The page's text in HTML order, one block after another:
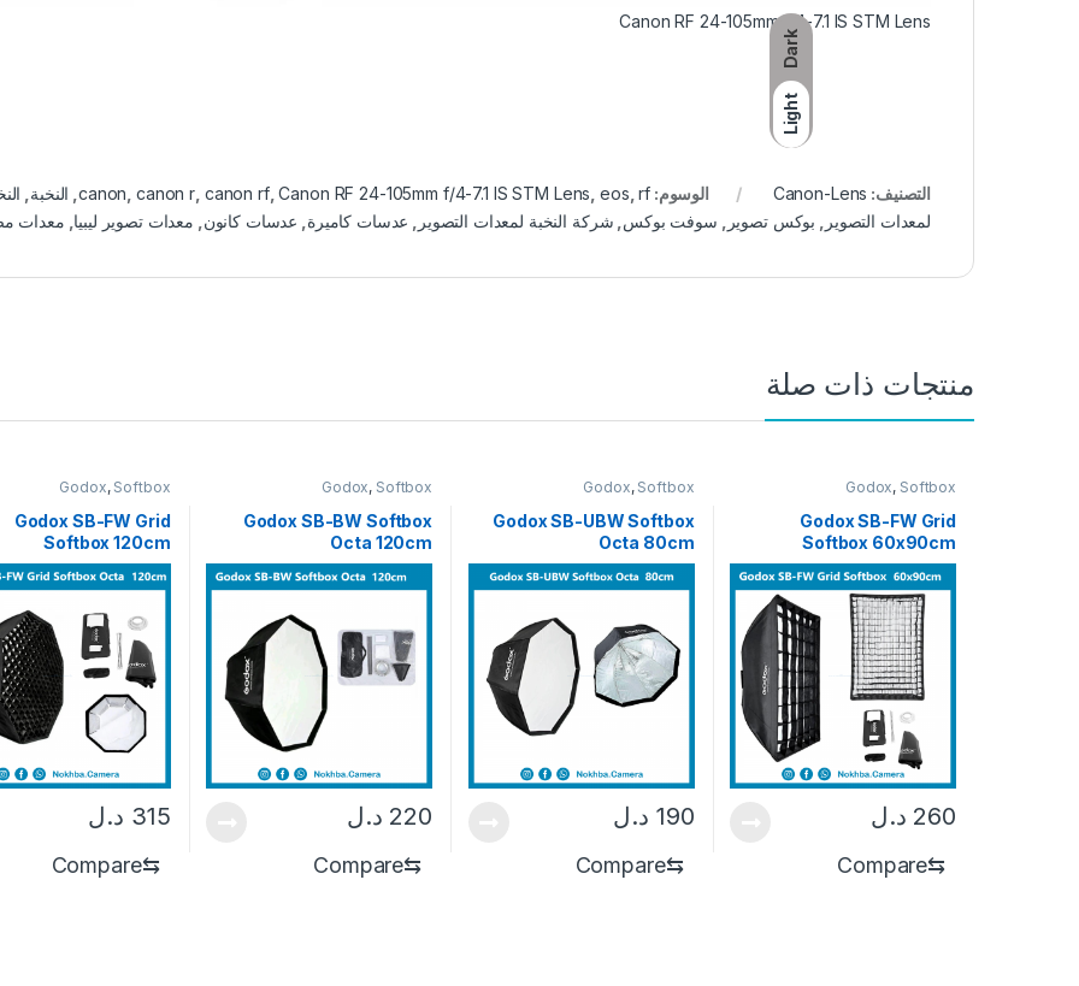
Dark
Light
Canon RF 24-105mm f/4-7.1 IS STM Lens
التصنيف: Canon-Lens الوسوم: canon ,canon r canon rf,Canon RF 24-105mm f/4-7.1 IS STM Lens eos ,rf النخبة
لمعدات التصوير
بوكس تصوير سوفت بوكس شركة النخبة لمعدات التصوير عدسات كاميرة عدسات كانون معدات تصوير ليبيا معدات
منتجات ذات صلة
Godox, Softbox
Godox SB-FW Grid
Softbox 60x90cm
260 د.ل
⇆
Compare
Godox, Softbox
Godox SB-UBW Softbox
Octa 80cm
190 د.ل
⇆
Compare
Godox, Softbox
Godox SB-BW Softbox
Octa 120cm
220 د.ل
⇆
Compare
Godox, Softbox
Godox SB-FW Grid
Softbox 120cm
315 د.ل
⇆
Compare